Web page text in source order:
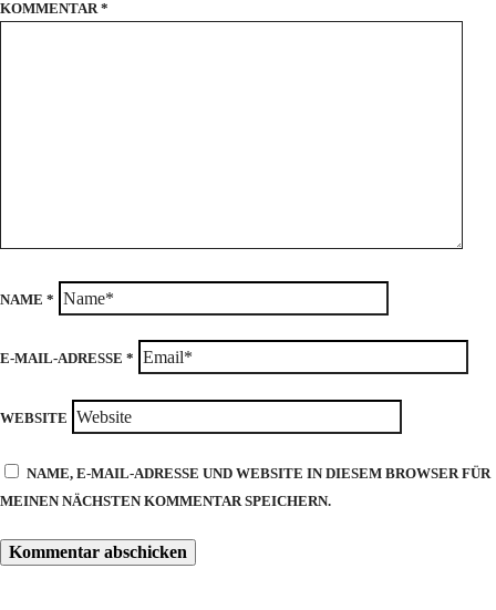
KOMMENTAR *
NAME *
E-MAIL-ADRESSE *
WEBSITE
NAME, E-MAIL-ADRESSE UND WEBSITE IN DIESEM BROWSER FÜR
MEINEN NÄCHSTEN KOMMENTAR SPEICHERN.